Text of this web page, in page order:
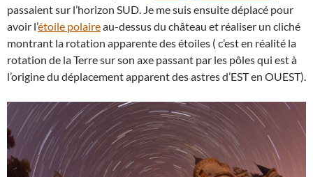
passaient sur l’horizon SUD. Je me suis ensuite déplacé pour
avoir l’étoile polaireau-dessus du château et réaliser un cliché
montrant la rotation apparente des étoiles ( c’est en réalité la
rotation de la Terre sur son axe passant par les pôles qui est à
l’origine du déplacement apparent des astres d’EST en OUEST).